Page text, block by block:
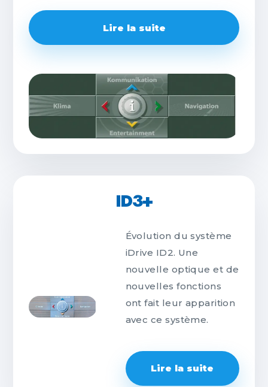
Lire la suite
ID3+
Évolution du système
iDrive ID2. Une
nouvelle optique et de
nouvelles fonctions
ont fait leur apparition
avec ce système.
Lire la suite